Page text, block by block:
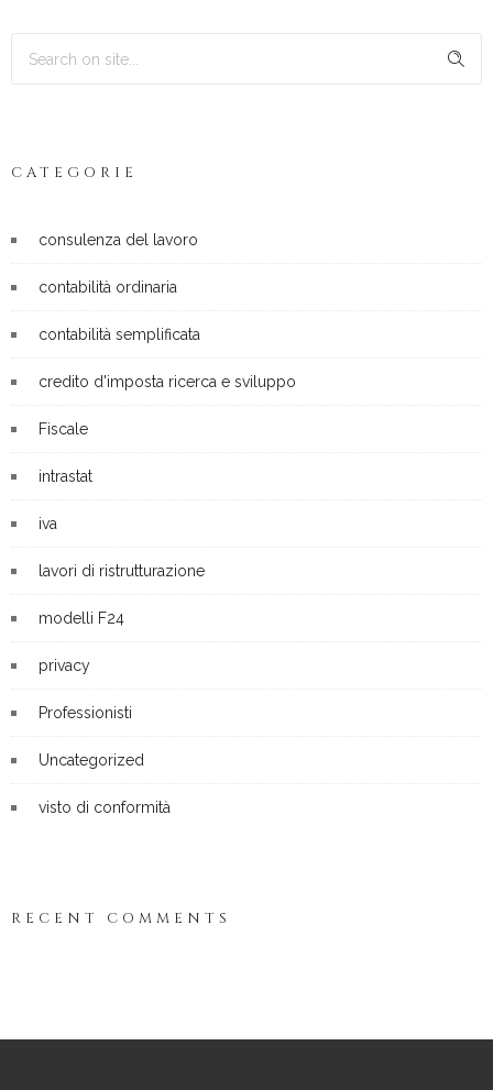
CATEGORIE
consulenza del lavoro
contabilità ordinaria
contabilità semplificata
credito d'imposta ricerca e sviluppo
Fiscale
intrastat
iva
lavori di ristrutturazione
modelli F24
privacy
Professionisti
Uncategorized
visto di conformità
RECENT COMMENTS